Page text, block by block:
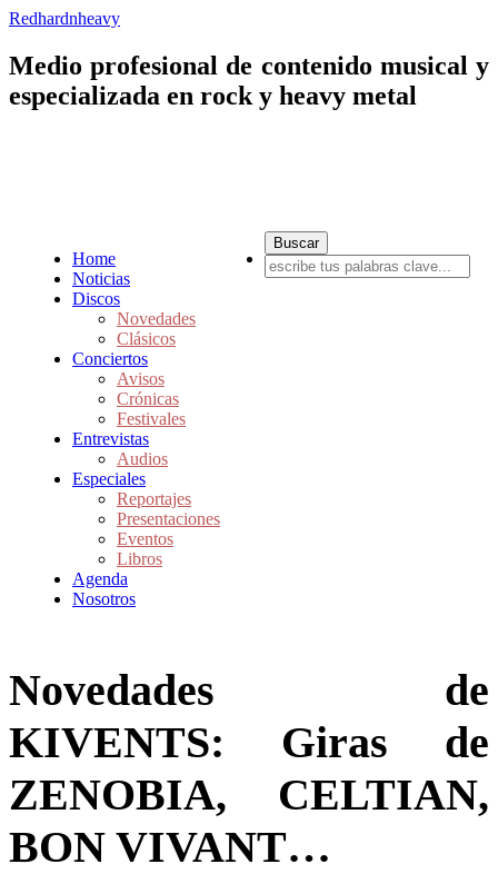
Redhardnheavy
Medio profesional de contenido musical y
especializada en rock y heavy metal
Home
Noticias
Discos
Novedades
Clásicos
Conciertos
Avisos
Crónicas
Festivales
Entrevistas
Audios
Especiales
Reportajes
Presentaciones
Eventos
Libros
Agenda
Nosotros
Novedades de
KIVENTS: Giras de
ZENOBIA, CELTIAN,
BON VIVANT…